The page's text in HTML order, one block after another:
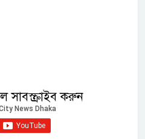
সাবস্ক্রাইব করুন